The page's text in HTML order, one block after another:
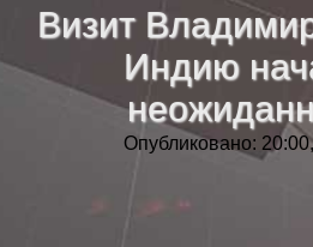
Визит
Индию
Опубликовано:
Тренды новостей»
Рубрики»